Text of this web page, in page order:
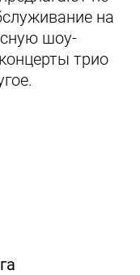
на
шоу-
трио